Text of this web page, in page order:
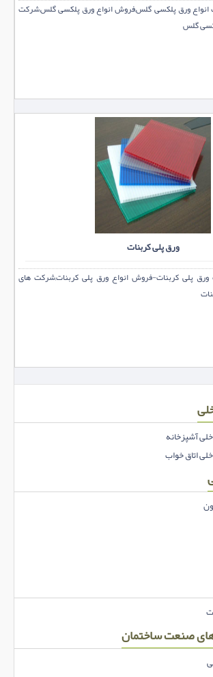
ورق پلکسی گلس,فروش انواع ورق پلکسی گلس,شرکت
گلس
ورق پلی کربنات
پلی کربنات-فروش انواع ورق پلی کربنات,شرکت های
آشپزخانه
اتاق خواب
صنعت ساختمان